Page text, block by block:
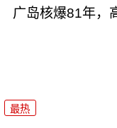
广岛核爆81年，
最热